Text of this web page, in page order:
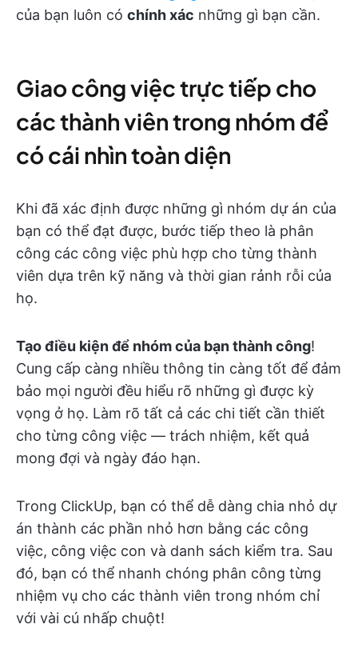
của bạn luôn có chính xác những gì bạn cần.
Giao công việc trực tiếp cho
các thành viên trong nhóm để
có cái nhìn toàn diện
Khi đã xác định được những gì nhóm dự án của
bạn có thể đạt được, bước tiếp theo là phân
công các công việc phù hợp cho từng thành
viên dựa trên kỹ năng và thời gian rảnh rỗi của
họ.
Tạo điều kiện để nhóm của bạn thành công!
Cung cấp càng nhiều thông tin càng tốt để đảm
bảo mọi người đều hiểu rõ những gì được kỳ
vọng ở họ. Làm rõ tất cả các chi tiết cần thiết
cho từng công việc — trách nhiệm, kết quả
mong đợi và ngày đáo hạn.
Trong ClickUp, bạn có thể dễ dàng chia nhỏ dự
án thành các phần nhỏ hơn bằng các công
việc, công việc con và danh sách kiểm tra. Sau
đó, bạn có thể nhanh chóng phân công từng
nhiệm vụ cho các thành viên trong nhóm chỉ
với vài cú nhấp chuột!